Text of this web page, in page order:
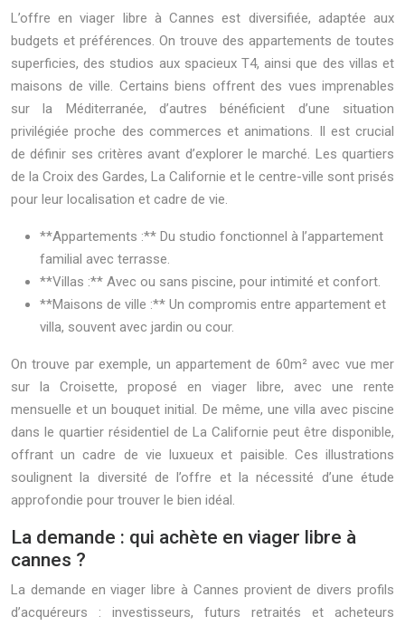
L’offre en viager libre à Cannes est diversifiée, adaptée aux
budgets et préférences. On trouve des appartements de toutes
superficies, des studios aux spacieux T4, ainsi que des villas et
maisons de ville. Certains biens offrent des vues imprenables
sur la Méditerranée, d’autres bénéficient d’une situation
privilégiée proche des commerces et animations. Il est crucial
de définir ses critères avant d’explorer le marché. Les quartiers
de la Croix des Gardes, La Californie et le centre-ville sont prisés
pour leur localisation et cadre de vie.
**Appartements :** Du studio fonctionnel à l’appartement
familial avec terrasse.
**Villas :** Avec ou sans piscine, pour intimité et confort.
**Maisons de ville :** Un compromis entre appartement et
villa, souvent avec jardin ou cour.
On trouve par exemple, un appartement de 60m² avec vue mer
sur la Croisette, proposé en viager libre, avec une rente
mensuelle et un bouquet initial. De même, une villa avec piscine
dans le quartier résidentiel de La Californie peut être disponible,
offrant un cadre de vie luxueux et paisible. Ces illustrations
soulignent la diversité de l’offre et la nécessité d’une étude
approfondie pour trouver le bien idéal.
La demande : qui achète en viager libre à
cannes ?
La demande en viager libre à Cannes provient de divers profils
d’acquéreurs : investisseurs, futurs retraités et acheteurs